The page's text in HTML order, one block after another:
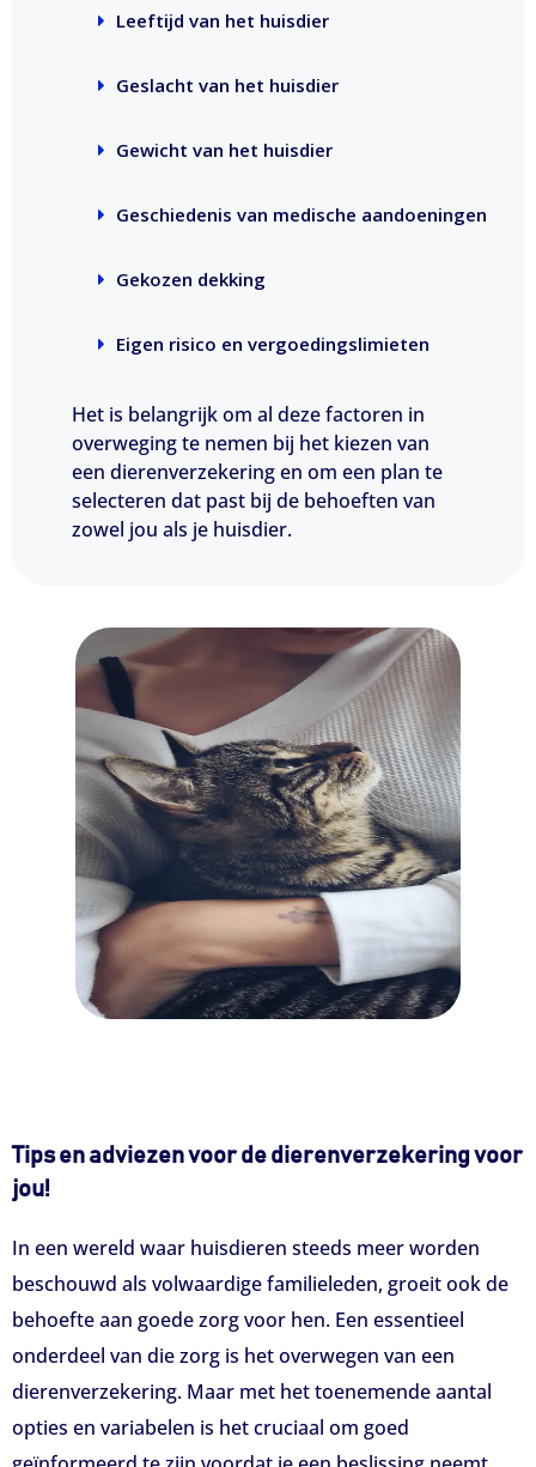
Leeftijd van het huisdier
Geslacht van het huisdier
Gewicht van het huisdier
Geschiedenis van medische aandoeningen
Gekozen dekking
Eigen risico en vergoedingslimieten
Het is belangrijk om al deze factoren in
overweging te nemen bij het kiezen van
een dierenverzekering en om een plan te
selecteren dat past bij de behoeften van
zowel jou als je huisdier.
​Tips en adviezen voor de dierenverzekering voor
jou!
In een wereld waar huisdieren steeds meer worden
beschouwd als volwaardige familieleden, groeit ook de
behoefte aan goede zorg voor hen. Een essentieel
onderdeel van die zorg is het overwegen van een
dierenverzekering. Maar met het toenemende aantal
opties en variabelen is het cruciaal om goed